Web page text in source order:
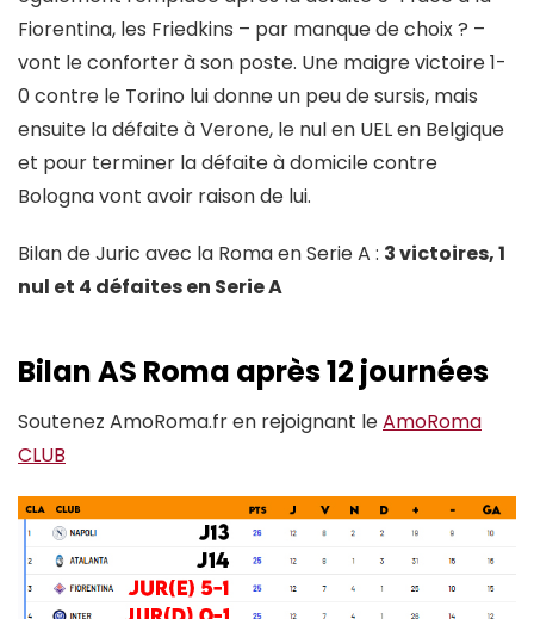
Fiorentina, les Friedkins – par manque de choix ? –
vont le conforter à son poste. Une maigre victoire 1-
0 contre le Torino lui donne un peu de sursis, mais
ensuite la défaite à Verone, le nul en UEL en Belgique
et pour terminer la défaite à domicile contre
Bologna vont avoir raison de lui.
Bilan de Juric avec la Roma en Serie A : 3 victoires, 1
nul et 4 défaites en Serie A
Bilan AS Roma après 12 journées
Soutenez AmoRoma.fr en rejoignant leAmoRoma
CLUB